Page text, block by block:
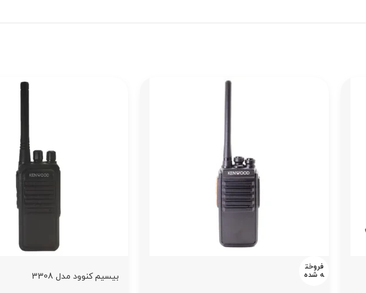
فروخت
ه شده
بیسیم کنوود مدل 3308